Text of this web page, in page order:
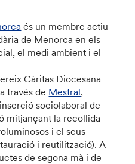
és un membre actiu
de Menorca en els
el medi ambient i el
Càritas Diocesana
través de Mestral,
sociolaboral de
mitjançant la recollida
i el seus
i reutilització). A
de segona mà i de